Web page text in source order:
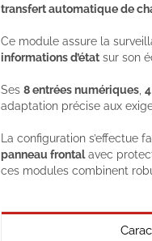
transfert automatique de
Ce module assure la
informations d’étatsur son
Ses 8 entrées numériques,
adaptation précise aux
La configuration s’effectue
panneau frontalavec
ces modules combinent